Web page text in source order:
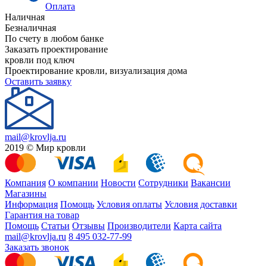
Оплата
Наличная
Безналичная
По счету в любом банке
Заказать проектирование
кровли под ключ
Проектирование кровли, визуализация дома
Оставить заявку
mail@krovlja.ru
2019 © Мир кровли
Компания О компании Новости Сотрудники Вакансии
Магазины
Информация Помощь Условия оплаты Условия доставки
Гарантия на товар
Помощь Статьи Отзывы Производители Карта сайта
mail@krovlja.ru 8 495 032-77-99
Заказать звонок